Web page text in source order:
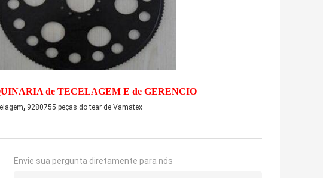
de TECELAGEM E de GERENCIO
, 9280755 peças do tear de Vamatex
Envie sua pergunta diretamente para nós